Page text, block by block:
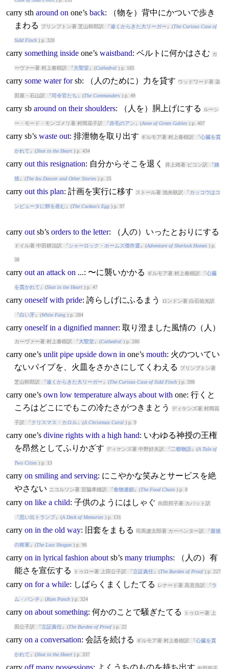
carrysth around on one’s back: （物を）背中にかついで歩き
まわる
プリンプトン著 芝山幹郎訳 『遠くからきた大リーガー 』(The Curious Case of
Sidd Finch) p. 320
carry something insideone’s waistband: ベルトに何かはさむ カ
ーヴァー著 村上春樹訳 『大聖堂』(Cathedral) p. 185
carry some water forsb: （人のために）力を貸す ウッドワード著 染
田屋・石山訳 『司令官たち 』(The Commanders) p. 49
carrysb around on their shoulders: （人を）胴上げにする ルーシ
ー・モード・モンゴメリ著 村岡花子訳 『赤毛のアン 』(Anne of Green Gables) p. 407
carrysb’s waste out: 排泄物を取り出す ギルモア著 村上春樹訳 『心臓を貫
かれて 』(Shot in the Heart) p. 434
carry out this resignation: 自分からそこを退く 井上靖著 ピコン訳 『姨
捨』(The Izu Dancer and Other Stories) p. 25
carry out this plan: 計画を実行に移す ストール著 池央耿訳 『カッコウはコ
ンピュータに卵を産む』(The Cuckoo's Egg) p. 97
carry outsb’s orders to the letter: （人の）いったとおりにする
ドイル著 中田耕治訳 『シャーロック・ホームズ傑作選 』(Adventure of Sherlock Homes) p.
38
carry out an attack on ...: 〜に襲いかかる ギルモア著 村上春樹訳 『心臓
を貫かれて 』(Shot in the Heart) p. 47
carry oneself with pride: 誇らしげにふるまう ロンドン著 白石佑光訳
『白い牙』(White Fang) p. 284
carry oneself in a dignified manner: 取り澄ました風情の（人）
カーヴァー著 村上春樹訳 『大聖堂』(Cathedral) p. 280
carryone’s unlit pipe upside down in one’s mouth: 火のついてい
ないパイプを、火皿をさかさにしてくわえる
プリンプトン著
芝山幹郎訳 『遠くからきた大リーガー 』(The Curious Case of Sidd Finch) p. 398
carryone’s own low temperature always about with one: 行くと
ころはどこにでもこの冷たさがつきまとう
ディケンズ著 村岡花
子訳 『クリスマス・カロル』(A Christmas Carol) p. 9
carryone’s divine rights with a high hand: いわゆる神授の王権
を昂然としてふりかざす ディケンズ著 中野好夫訳 『二都物語』(A Tale of
Two Cities) p. 13
carry on smiling and serving: にこやかな笑みとサービスを絶
やさない
ニコルソン著 宮脇孝雄訳 『食物連鎖 』(The Food Chain) p. 8
carry on like a child: 子供のようにはしゃぐ 向田邦子著 カバット訳
『思い出トランプ』(A Deck of Memories) p. 131
carry on in the old way: 旧套をまもる 司馬遼太郎著 カーペンター訳 『最後
の将軍』(The Last Shogun) p. 96
carry on in lyrical fashion aboutsb’s many triumphs: （人の）有
能さを宣伝する
トゥロー著 上田公子訳 『立証責任』(The Burden of Proof) p. 227
carry on for a while: しばらくまくしたてる レナード著 高見浩訳 『ラ
ム・パンチ 』(Rum Punch) p. 324
carry on about something: 何かのことで騒ぎたてる トゥロー著 上
田公子訳 『立証責任』(The Burden of Proof) p. 22
carry on a conversation: 会話を続ける ギルモア著 村上春樹訳 『心臓を貫
かれて 』(Shot in the Heart) p. 337
carry off many possessions: よくうちのものを持ち出す